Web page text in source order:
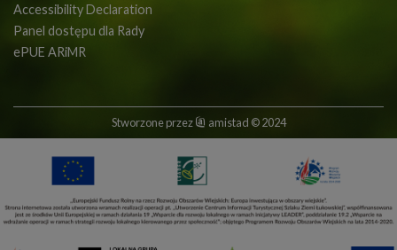
Accessibility Declaration
Panel dostępu dla Rady
ePUE ARiMR
Stworzone przez amistad © 2024